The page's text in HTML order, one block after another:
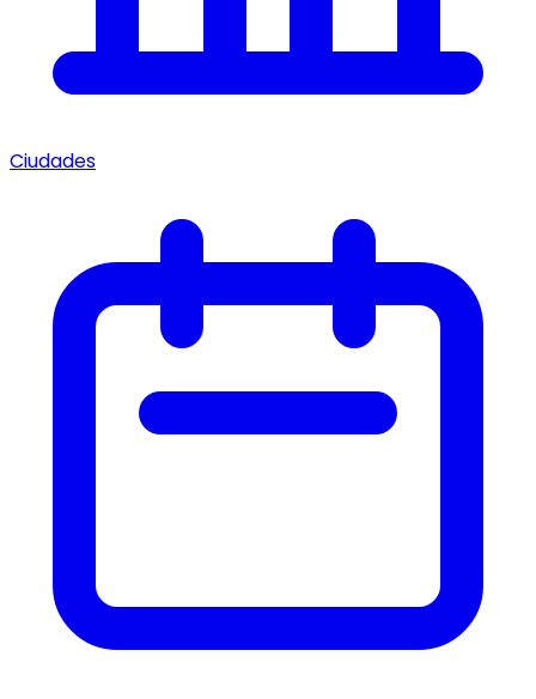
Ciudades